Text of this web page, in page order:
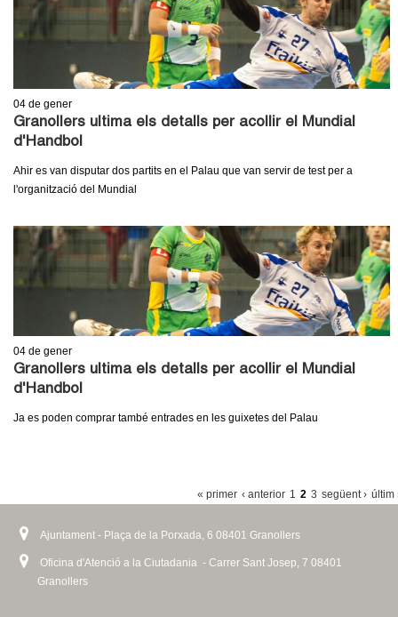
04 de gener
Granollers ultima els detalls per acollir el Mundial
d'Handbol
Ahir es van disputar dos partits en el Palau que van servir de test per a
l'organització del Mundial
04 de gener
Granollers ultima els detalls per acollir el Mundial
d'Handbol
Ja es poden comprar també entrades en les guixetes del Palau
G
« primer ‹ anterior 1 2 3 següent › últim
Ajuntament - Plaça de la Porxada, 6 08401 Granollers
Oficina d'Atenció a la Ciutadania - Carrer Sant Josep, 7 08401
Granollers